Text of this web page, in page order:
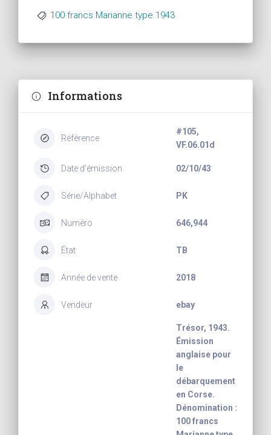
100 francs Marianne type 1943
Informations
Référence
#105,
VF.06.01d
Date d'émission 02/10/43
Série/Alphabet PK
Numéro 646,944
État TB
Année de vente 2018
Vendeur ebay
Trésor, 1943.
Émission
anglaise pour
le
débarquement
en Corse.
Dénomination :
100 francs